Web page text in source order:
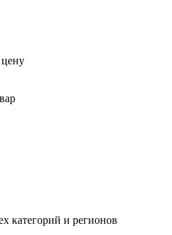
категорий и регионов